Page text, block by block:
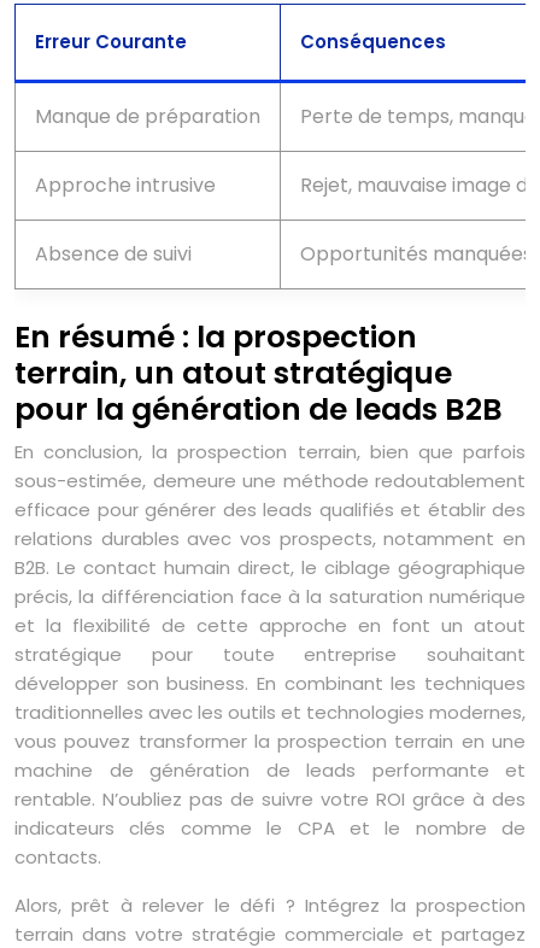
Erreur Courante Conséquences
Manque de préparation Perte de temps,
Approche intrusive Rejet, mauvaise image
Absence de suivi Opportunités manquées
En résumé : la prospection
terrain, un atout stratégique
pour la génération de leads B2B
En conclusion, la prospection terrain, bien que parfois
sous-estimée, demeure une méthode redoutablement
efficace pour générer des leads qualifiés et établir des
relations durables avec vos prospects, notamment en
B2B. Le contact humain direct, le ciblage géographique
précis, la différenciation face à la saturation numérique
et la flexibilité de cette approche en font un atout
stratégique pour toute entreprise souhaitant
développer son business. En combinant les techniques
traditionnelles avec les outils et technologies modernes,
vous pouvez transformer la prospection terrain en une
machine de génération de leads performante et
rentable. N’oubliez pas de suivre votre ROI grâce à des
indicateurs clés comme le CPA et le nombre de
contacts.
Alors, prêt à relever le défi ? Intégrez la prospection
terrain dans votre stratégie commerciale et partagez